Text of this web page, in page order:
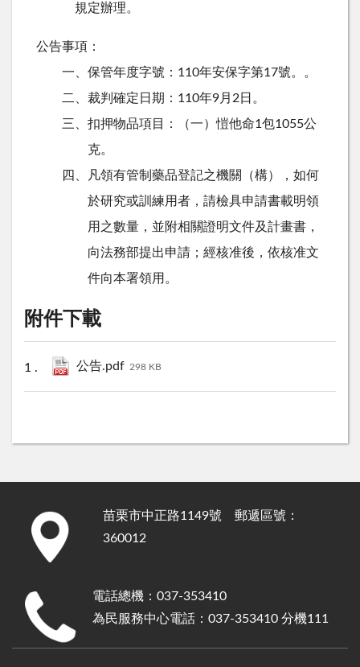
規定辦理。
公告事項：
一、保管年度字號：110年安保字第17號。。
二、裁判確定日期：110年9月2日。
三、扣押物品項目：（一）愷他命1包1055公
克。
四、凡領有管制藥品登記之機關（構），如何
於研究或訓練用者，請檢具申請書載明領
用之數量，並附相關證明文件及計畫書，
向法務部提出申請；經核准後，依核准文
件向本署領用。
附件下載
公告.pdf 298 KB
苗栗市中正路1149號 郵遞區號：
360012
電話總機：037-353410
為民服務中心電話：037-353410 分機111